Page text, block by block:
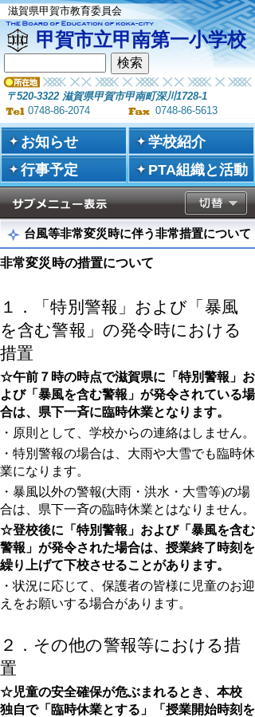
滋賀県甲賀市教育委員会
甲賀市立甲南第一小学校
〒520-3322 滋賀県甲賀市甲南町深川1728-1
0748-86-2074
0748-86-5613
お知らせ
学校紹介
行事予定
PTA組織と活動
台風等非常変災時に伴う非常措置について
非常変災時の措置について
１．「特別警報」および「暴風
を含む警報」の発令時における
措置
☆午前７時の時点で滋賀県に「特別警報」お
よび「暴風を含む警報」が発令されている場
合は、県下一斉に臨時休業となります。
・ 原則として、学校からの連絡はしません。
・ 特別警報の場合は、大雨や大雪でも臨時休
業になります。
・暴風以外の警報(大雨・洪水・大雪等)の場
合は、県下一斉の臨時休業とはなりません。
☆登校後に「特別警報」および「暴風を含む
警報」が発令された場合は、授業終了時刻を
繰り上げて下校させることがあります。
・状況に応じて、保護者の皆様に児童のお迎
えをお願いする場合があります。
２． その他の警報等における措
置
☆児童の安全確保が危ぶまれるとき、本校
独自で「臨時休業とする」「授業開始時刻を